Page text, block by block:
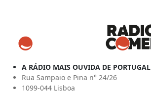
A RÁDIO MAIS OUVIDA DE PORTUGAL
Rua Sampaio e Pina n° 24/26
1099-044 Lisboa